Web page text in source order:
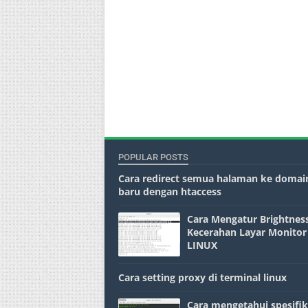
POPULAR POSTS
Cara redirect semua halaman ke
baru dengan htaccess
Cara Mengatur
Kecerahan Layar
LINUX
Cara setting proxy di terminal linux
Cara mengetahui